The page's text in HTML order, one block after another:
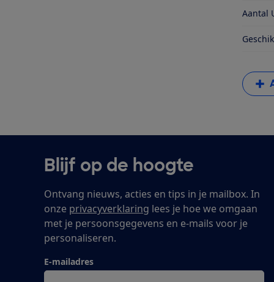
Aantal
Blijf op de hoogte
Ontvang nieuws, acties en tips in je mailbox. In
onze privacyverklaring lees je hoe we omgaan
met je persoonsgegevens en e-mails voor je
personaliseren.
E-mailadres